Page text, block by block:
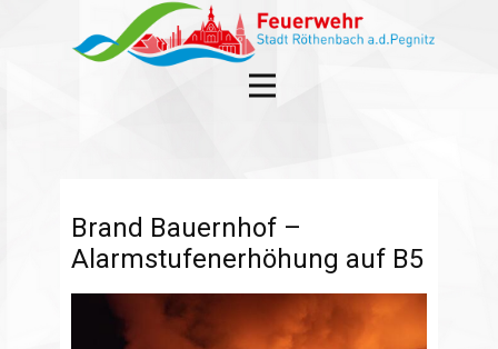
Brand Bauernhof –
Alarmstufenerhöhung auf B5